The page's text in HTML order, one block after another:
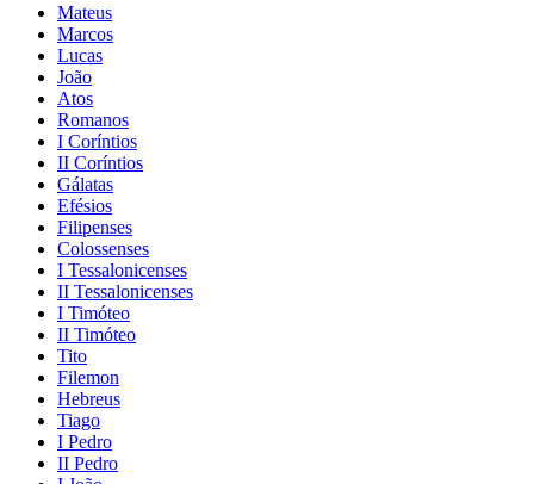
Mateus
Marcos
Lucas
João
Atos
Romanos
I Coríntios
II Coríntios
Gálatas
Efésios
Filipenses
Colossenses
I Tessalonicenses
II Tessalonicenses
I Timóteo
II Timóteo
Tito
Filemon
Hebreus
Tiago
I Pedro
II Pedro